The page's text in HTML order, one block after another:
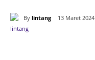
By lintang 13 Maret 2024